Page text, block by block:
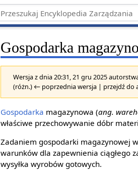
Gospodarka
Wersja z dnia 20:31, 21 gru 2025
(różn.) ← poprzednia wersja | przejdź do
Gospodarka magazynowa (ang.
właściwe przechowywanie dóbr
Zadaniem gospodarki magazynowej w
warunków dla zapewnienia ciągłego
wysyłka wyrobów gotowych.